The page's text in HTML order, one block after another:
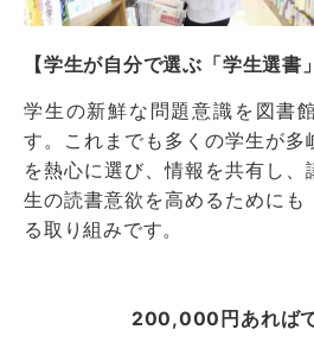
【学生が自分で選ぶ「学生選書
学生の新鮮な問題意識を図書
す。これまでも多くの学生が多
を熱心に選び、情報を共有し、
生の読書意欲を高めるためにも
る取り組みです。
200,000円あれば